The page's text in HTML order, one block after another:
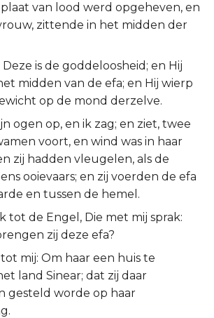
van lood werd opgeheven, en
zittende in het midden der
Deze is de goddeloosheid; en Hij
midden van de efa; en Hij wierp
op de mond derzelve.
ogen op, en ik zag; en ziet, twee
voort, en wind was in haar
zij hadden vleugelen, als de
ooievaars; en zij voerden de efa
en tussen de hemel.
tot de Engel, Die met mij sprak:
zij deze efa?
mij: Om haar een huis te
land Sinear; dat zij daar
gesteld worde op haar